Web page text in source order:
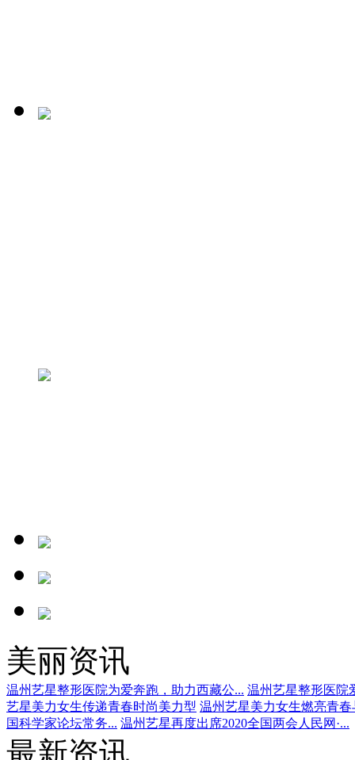
美丽资讯
温州艺星整形医院为爱奔跑，助力西藏公... 温州艺星整形医院
艺星美力女生传递青春时尚美力型 温州艺星美力女生燃亮青春
国科学家论坛常务... 温州艺星再度出席2020全国两会人民网·...